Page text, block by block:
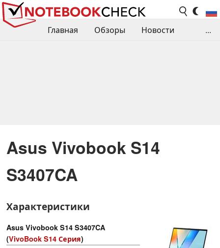
Главная Обзоры
Новости
...
Asus Vivobook S14
S3407CA
Характеристики
Asus Vivobook S14 S3407CA
(VivoBook S14 Серия)